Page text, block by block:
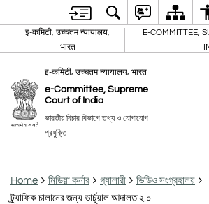
इ-कमिटी, उच्चतम न्यायालय,
भारत
E-COMMITTEE,
इ-कमिटी, उच्चतम न्यायालय, भारत
e-Committee, Supreme
Court of India
ভারতীয় বিচার বিভাগে তথ্য ও যোগাযোগ
প্রযুক্তি
Home মিডিয়া কর্নার গ্যালারী
ভিডিও সংগ্রহালয়
ট্র্যাফিক চালানের জন্য ভার্চুয়াল আদালত ২.০